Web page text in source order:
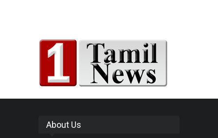
About Us